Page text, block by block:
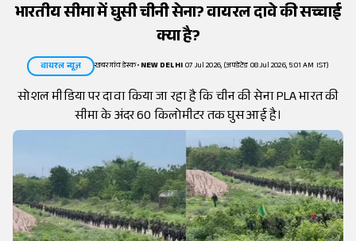
भारतीय सीमा में घुसी चीनी सेना? वायरल दावे की सच्चाई
क्या है?
वायरल न्यूज़ खबरगांव डेस्क•NEW DELHI07 Jul 2026, (अपडेटेड 08 Jul 2026, 5:01 AM IST)
सोशल मीडिया पर दावा किया जा रहा है कि चीन की सेना PLA भारत की
सीमा के अंदर 60 किलोमीटर तक घुस आई है।